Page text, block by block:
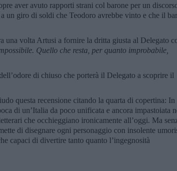
aver avuto rapporti strani col barone per un
un giro di soldi che Teodoro avrebbe vinto e che il
una volta Artusi a fornire la dritta giusta al Delegato
Quello che resta, per quanto improbabile,
di chiuso che porterà il Delegato a scoprire il
questa recensione citando la quarta di copertina: In
di un’Italia da poco unificata e ancora impastoiata
che occhieggiano ironicamente all’oggi. Ma
di disegnare ogni personaggio con insolente
capaci di divertire tanto quanto l’ingegnosità